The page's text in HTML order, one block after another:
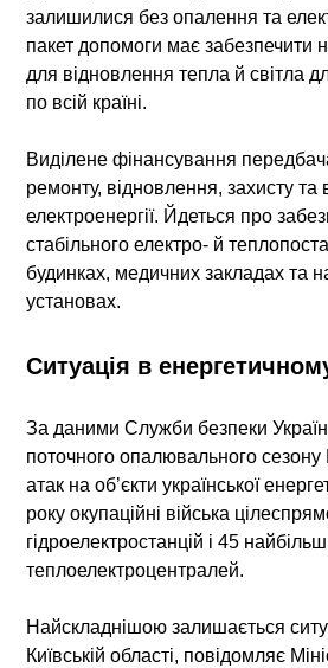
залишилися без опалення та
пакет допомоги має забезпечити
для відновлення тепла й світла
по всій країні.
Виділене фінансування
ремонту, відновлення, захисту та
електроенергії. Йдеться про
стабільного електро- й
будинках, медичних закладах та
установах.
Ситуація в
За даними Служби безпеки
поточного опалювального сезону
атак на об’єкти української
року окупаційні війська
гідроелектростанцій і 45
теплоелектроцентралей.
Найскладнішою залишається
Київській області, повідомляє